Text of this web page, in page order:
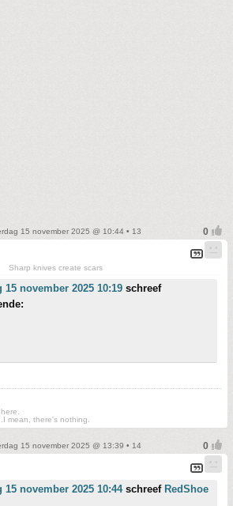
15 november 2025 @ 10:44 • 13
Sharp knives create scars
15 november 2025 10:19 schreef
mean, there's nothing.
15 november 2025 @ 13:39 • 14
15 november 2025 10:44schreef RedShoe